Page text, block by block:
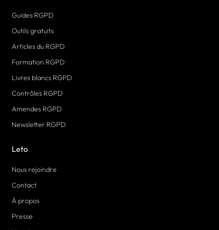
Guides RGPD
Outils gratuits
Articles du RGPD
Formation RGPD
Livres blancs RGPD
Contrôles RGPD
Amendes RGPD
Newsletter RGPD
Leto
Nous rejoindre
Contact
À propos
Presse